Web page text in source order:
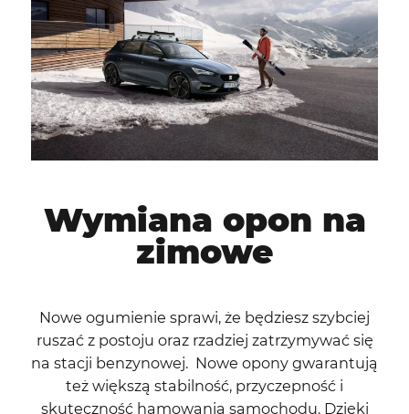
Wymiana opon na
zimowe
Nowe ogumienie sprawi, że będziesz szybciej
ruszać z postoju oraz rzadziej zatrzymywać się
na stacji benzynowej. Nowe opony gwarantują
też większą stabilność, przyczepność i
skuteczność hamowania samochodu. Dzięki